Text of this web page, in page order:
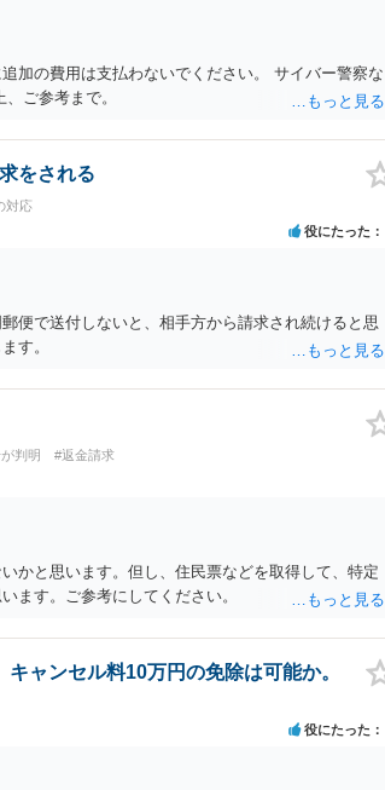
加の費用は支払わないでください。 サイバー警察な
ご参考まで。
をされる
対応
役にたった
便で送付しないと、相手方から請求され続けると思
す。
判明 #返金請求
かと思います。但し、住民票などを取得して、特定
ます。ご参考にしてください。
ャンセル料10万円の免除は可能か。
役にたった